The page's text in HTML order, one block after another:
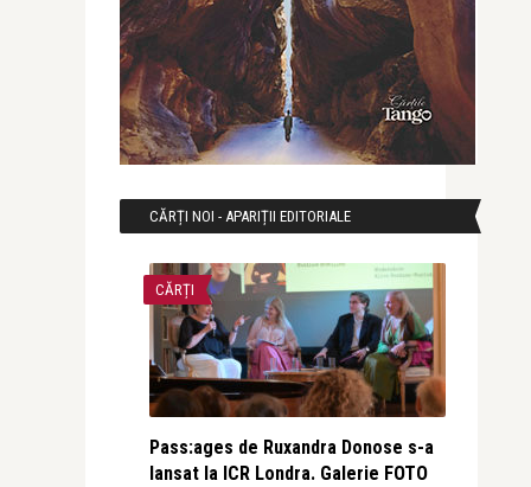
CĂRȚI NOI - APARIȚII EDITORIALE
CĂRȚI
Pass:ages de Ruxandra Donose s-a
lansat la ICR Londra. Galerie FOTO